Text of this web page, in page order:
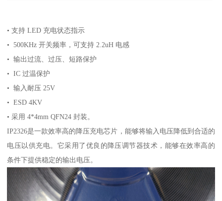
• 支持 LED 充电状态指示
• 500KHz 开关频率，可支持 2.2uH 电感
• 输出过流、过压、短路保护
• IC 过温保护
• 输入耐压 25V
• ESD 4KV
• 采用 4*4mm QFN24 封装。
IP2326是一款效率高的降压充电芯片，能够将输入电压降低到合适的
电压以供充电。它采用了优良的降压调节器技术，能够在效率高的
条件下提供稳定的输出电压。